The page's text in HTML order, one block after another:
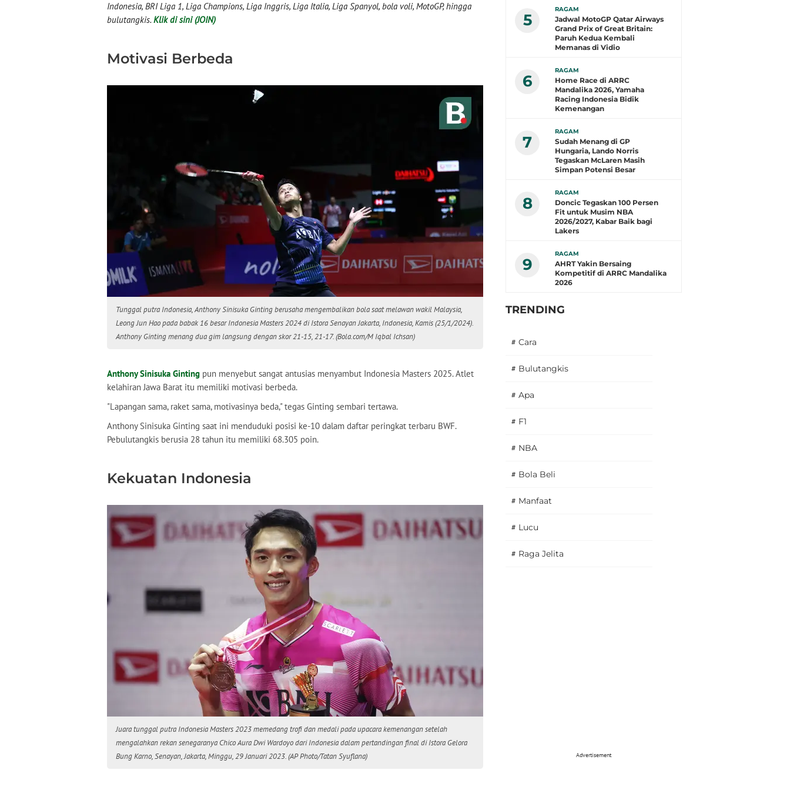
Indonesia, BRI Liga 1, Liga Champions, Liga Inggris, Liga Italia, Liga Spanyol, bola voli, MotoGP, hingga
bulutangkis. Klik di sini (JOIN)
Motivasi Berbeda
Tunggal putra Indonesia, Anthony Sinisuka Ginting berusaha mengembalikan bola saat melawan wakil Malaysia,
Leong Jun Hao pada babak 16 besar Indonesia Masters 2024 di Istora Senayan Jakarta, Indonesia, Kamis (25/1/2024).
Anthony Ginting menang dua gim langsung dengan skor 21-15, 21-17. (Bola.com/M Iqbal Ichsan)
Anthony Sinisuka Ginting pun menyebut sangat antusias menyambut Indonesia Masters 2025. Atlet
kelahiran Jawa Barat itu memiliki motivasi berbeda.
"Lapangan sama, raket sama, motivasinya beda," tegas Ginting sembari tertawa.
Anthony Sinisuka Ginting saat ini menduduki posisi ke-10 dalam daftar peringkat terbaru BWF.
Pebulutangkis berusia 28 tahun itu memiliki 68.305 poin.
Kekuatan Indonesia
Juara tunggal putra Indonesia Masters 2023 memedang trofi dan medali pada upacara kemenangan setelah
mengalahkan rekan senegaranya Chico Aura Dwi Wardoyo dari Indonesia dalam pertandingan final di Istora Gelora
Bung Karno, Senayan, Jakarta, Minggu, 29 Januari 2023. (AP Photo/Tatan Syuflana)
5
RAGAM
Jadwal MotoGP Qatar Airways
Grand Prix of Great Britain:
Paruh Kedua Kembali
Memanas di Vidio
6
RAGAM
Home Race di ARRC
Mandalika 2026, Yamaha
Racing Indonesia Bidik
Kemenangan
7
RAGAM
Sudah Menang di GP
Hungaria, Lando Norris
Tegaskan McLaren Masih
Simpan Potensi Besar
8
RAGAM
Doncic Tegaskan 100 Persen
Fit untuk Musim NBA
2026/2027, Kabar Baik bagi
Lakers
9
RAGAM
AHRT Yakin Bersaing
Kompetitif di ARRC Mandalika
2026
TRENDING
# Cara
# Bulutangkis
# Apa
# F1
# NBA
# Bola Beli
# Manfaat
# Lucu
# Raga Jelita
Advertisement